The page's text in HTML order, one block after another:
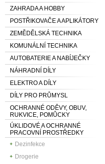
ZAHRADA A HOBBY
POSTŘIKOVAČE A APLIKÁTORY
ZEMĚDĚLSKÁ TECHNIKA
KOMUNÁLNÍ TECHNIKA
AUTOBATERIE A NABÍJEČKY
NÁHRADNÍ DÍLY
ELEKTRO A DÍLY
DÍLY PRO PRŮMYSL
OCHRANNÉ ODĚVY, OBUV,
RUKVICE, POMŮCKY
ÚKLIDOVÉ A OCHRANNÉ
PRACOVNÍ PROSTŘEDKY
Dezinfekce
Drogerie